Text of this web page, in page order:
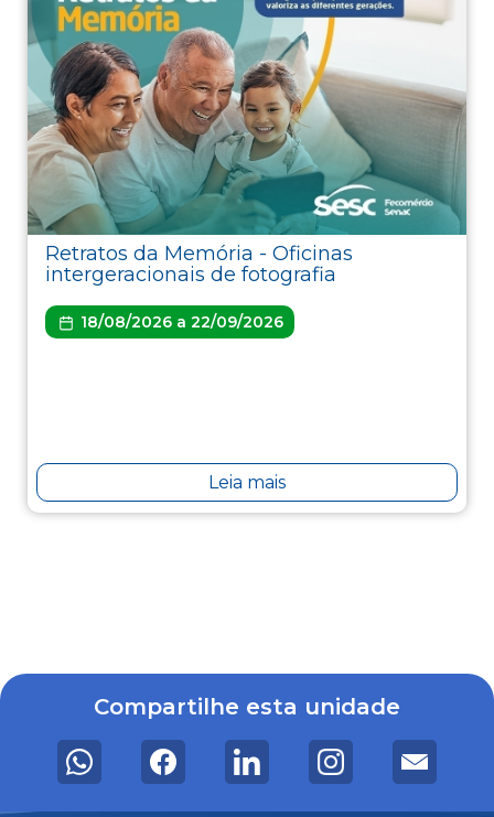
Retratos da Memória - Oficinas
intergeracionais de fotografia
18/08/2026 a 22/09/2026
Leia mais
Compartilhe esta unidade